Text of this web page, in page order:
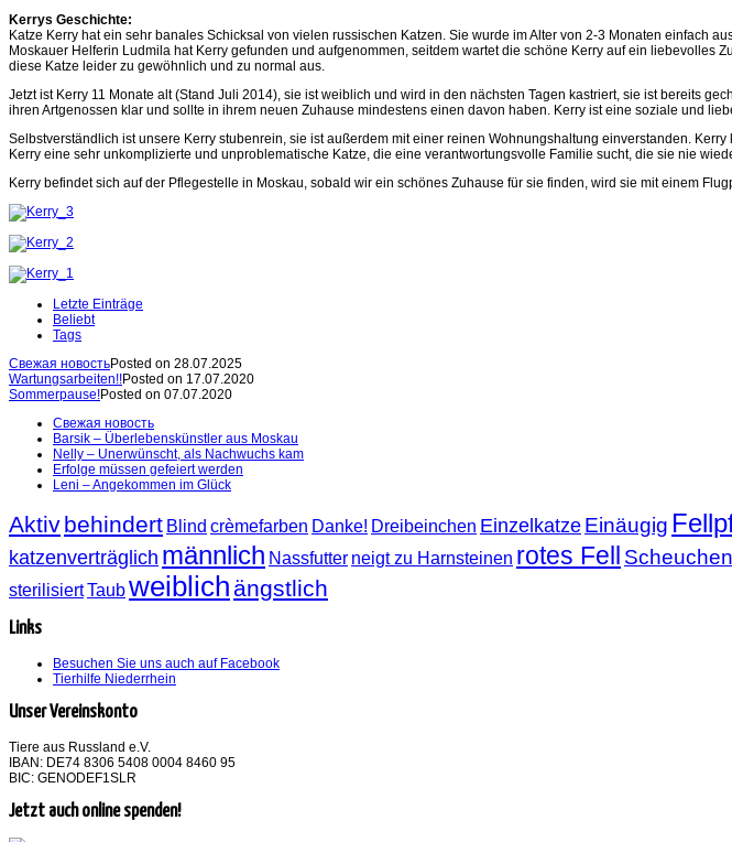
Kerrys Geschichte:
Katze Kerry hat ein sehr banales Schicksal von vielen russischen Katzen. Sie wurde im Alter von 2-3 Monaten einfach
Moskauer Helferin Ludmila hat Kerry gefunden und aufgenommen, seitdem wartet die schöne Kerry auf ein
diese Katze leider zu gewöhnlich und zu normal aus.
Jetzt ist Kerry 11 Monate alt (Stand Juli 2014), sie ist weiblich und wird in den nächsten Tagen kastriert, sie ist bereits
ihren Artgenossen klar und sollte in ihrem neuen Zuhause mindestens einen davon haben. Kerry ist eine soziale und
Selbstverständlich ist unsere Kerry stubenrein, sie ist außerdem mit einer reinen Wohnungshaltung einverstanden.
Kerry eine sehr unkomplizierte und unproblematische Katze, die eine verantwortungsvolle Familie sucht, die sie nie
Kerry befindet sich auf der Pflegestelle in Moskau, sobald wir ein schönes Zuhause für sie finden, wird sie mit einem
Letzte Einträge
Beliebt
Tags
Свежая новостьPosted on 28.07.2025
Wartungsarbeiten!!Posted on 17.07.2020
Sommerpause!Posted on 07.07.2020
Свежая новость
Barsik – Überlebenskünstler aus Moskau
Nelly – Unerwünscht, als Nachwuchs kam
Erfolge müssen gefeiert werden
Leni – Angekommen im Glück
Aktivbehindert Blind crèmefarben Danke! Dreibeinchen Einzelkatze Einäugig
katzenverträglich männlich Nassfutter neigt zu Harnsteinen rotes Fell Scheuchen
sterilisiertTaubweiblich ängstlich
Links
Besuchen Sie uns auch auf Facebook
Tierhilfe Niederrhein
Unser Vereinskonto
Tiere aus Russland e.V.
IBAN: DE74 8306 5408 0004 8460 95
BIC: GENODEF1SLR
Jetzt auch online spenden!